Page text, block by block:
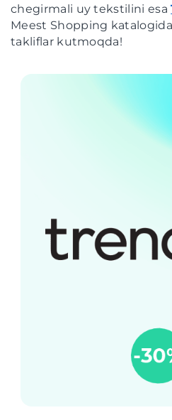
chegirmali uy tekstilini esa
Meest Shopping
takliflar kutmoqda!